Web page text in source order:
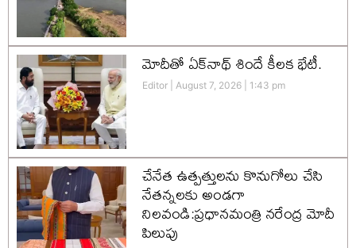
మోదీతో ఏక్‌నాథ్ శిందే కీలక భేటీ.
Editor August 7, 2026 1:43 pm
చేనేత ఉత్పత్తులను కొనుగోలు చేసి
నేతన్నలకు అండగా
నిలవండి:ప్రధానమంత్రి నరేంద్ర మోదీ
పిలుపు